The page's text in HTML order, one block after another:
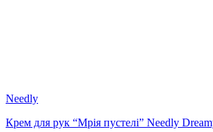
Needly
Крем для рук “Мрія пустелі” Needly